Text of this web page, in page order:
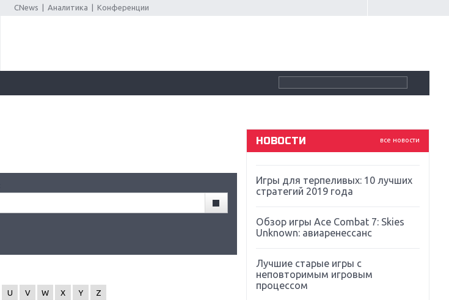
CNews Аналитика Конференции
U V W X Y
Z
все новости
НОВОСТИ
Souls
Far Cry 5: хвалить нельзя ругать
Игры для терпеливых: 10 лучших
стратегий 2019 года
Обзор игры Ace Combat 7: Skies
Unknown: авиаренессанс
Лучшие старые игры с
неповторимым игровым
процессом